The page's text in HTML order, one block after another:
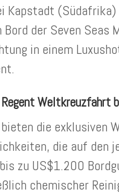
Kapstadt
Bord der Seven
in einem
Weltkreuzfahrt
die exklusiven
die auf den
zu US$1.200
chemischer